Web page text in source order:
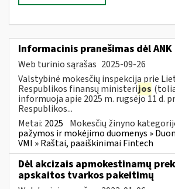
Informacinis pranešimas dėl
Web turinio sąrašas 2025-09-26
Valstybinė mokesčių inspekcija prie
Respublikos finansų ministerijos
informuoja apie 2025 m. rugsėjo 11 d.
Respublikos...
Metai: 2025 Mokesčių žinyno
pažymos ir mokėjimo duomenys »
VMI » Raštai, paaiškinimai Fintech
Dėl akcizais apmokestinamų
apskaitos tvarkos pakeitimų